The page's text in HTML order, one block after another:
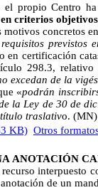
el propio Centro
criterios
concretos
previstos
en certificación
298.3,
excedan de la
«podrán
la Ley de 30 de
título traslativo. (MN)
KB) Otros
ANOTACIÓN
interpuesto
de un